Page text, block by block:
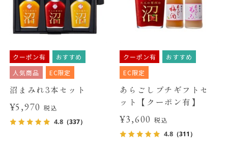
クーポン有
おすすめ
人気商品
EC限定
沼まみれ3本セット
¥5,970税込
4.8（337）
クーポン有
おすすめ
EC限定
あらごしプチギフトセ
ット【クーポン有】
¥3,600 税込
4.8 （311）